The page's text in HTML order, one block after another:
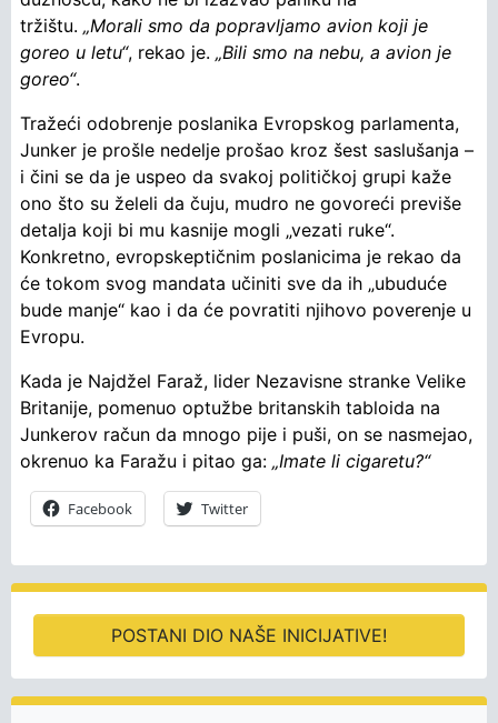
tržištu. „Morali smo da popravljamo avion koji je
goreo u letu“, rekao je. „Bili smo na nebu, a avion je
goreo“.
Tražeći odobrenje poslanika Evropskog parlamenta,
Junker je prošle nedelje prošao kroz šest saslušanja –
i čini se da je uspeo da svakoj političkoj grupi kaže
ono što su želeli da čuju, mudro ne govoreći previše
detalja koji bi mu kasnije mogli „vezati ruke“.
Konkretno, evropskeptičnim poslanicima je rekao da
će tokom svog mandata učiniti sve da ih „ubuduće
bude manje“ kao i da će povratiti njihovo poverenje u
Evropu.
Kada je Najdžel Faraž, lider Nezavisne stranke Velike
Britanije, pomenuo optužbe britanskih tabloida na
Junkerov račun da mnogo pije i puši, on se nasmejao,
okrenuo ka Faražu i pitao ga: „Imate li cigaretu?“
Facebook Twitter
POSTANI DIO NAŠE INICIJATIVE!